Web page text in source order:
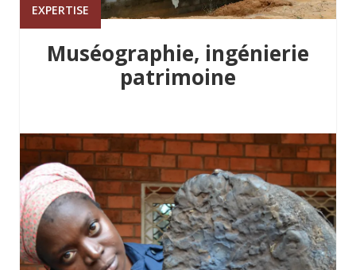
EXPERTISE
Muséographie, ingénierie
patrimoine